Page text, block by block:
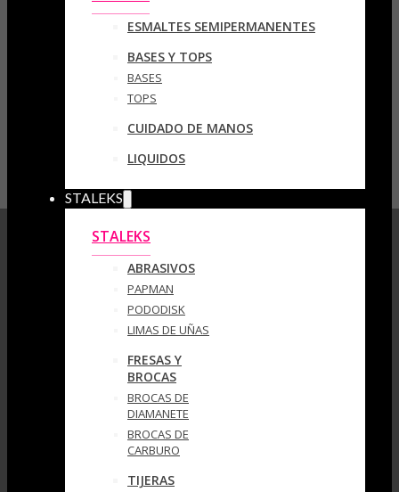
ESMALTES SEMIPERMANENTES
BASES Y TOPS
BASES
TOPS
CUIDADO DE MANOS
LIQUIDOS
STALEKS
STALEKS
ABRASIVOS
PAPMAN
PODODISK
LIMAS DE UÑAS
FRESAS Y
BROCAS
BROCAS DE
DIAMANETE
BROCAS DE
CARBURO
TIJERAS